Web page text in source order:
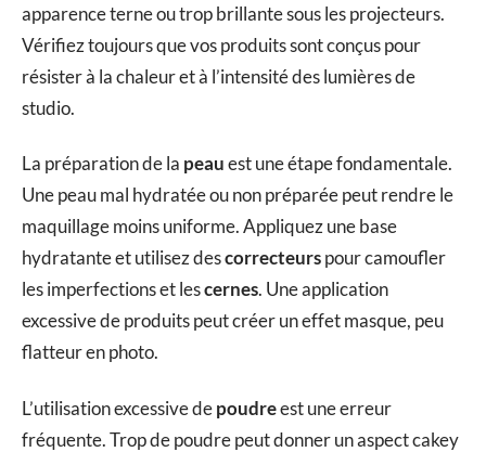
apparence terne ou trop brillante sous les projecteurs.
Vérifiez toujours que vos produits sont conçus pour
résister à la chaleur et à l’intensité des lumières de
studio.
La préparation de la peauest une étape fondamentale.
Une peau mal hydratée ou non préparée peut rendre le
maquillage moins uniforme. Appliquez une base
hydratante et utilisez descorrecteurspour camoufler
les imperfections et lescernes. Une application
excessive de produits peut créer un effet masque, peu
flatteur en photo.
L’utilisation excessive depoudreest une erreur
fréquente. Trop de poudre peut donner un aspect cakey